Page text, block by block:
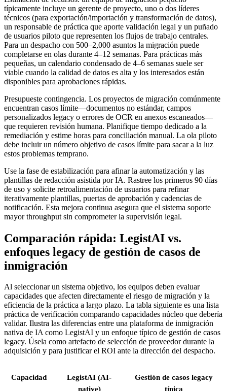
típicamente incluye un gerente de proyecto, uno o dos líderes
técnicos (para exportación/importación y transformación de datos),
un responsable de práctica que aporte validación legal y un puñado
de usuarios piloto que representen los flujos de trabajo centrales.
Para un despacho con 500–2,000 asuntos la migración puede
completarse en olas durante 4–12 semanas. Para prácticas más
pequeñas, un calendario condensado de 4–6 semanas suele ser
viable cuando la calidad de datos es alta y los interesados están
disponibles para aprobaciones rápidas.
Presupueste contingencia. Los proyectos de migración comúnmente
encuentran casos límite—documentos no estándar, campos
personalizados legacy o errores de OCR en anexos escaneados—
que requieren revisión humana. Planifique tiempo dedicado a la
remediación y estime horas para conciliación manual. La ola piloto
debe incluir un número objetivo de casos límite para sacar a la luz
estos problemas temprano.
Use la fase de estabilización para afinar la automatización y las
plantillas de redacción asistida por IA. Rastree los primeros 90 días
de uso y solicite retroalimentación de usuarios para refinar
iterativamente plantillas, puertas de aprobación y cadencias de
notificación. Esta mejora continua asegura que el sistema soporte
mayor throughput sin comprometer la supervisión legal.
Comparación rápida: LegistAI vs.
enfoques legacy de gestión de casos de
inmigración
Al seleccionar un sistema objetivo, los equipos deben evaluar
capacidades que afecten directamente el riesgo de migración y la
eficiencia de la práctica a largo plazo. La tabla siguiente es una lista
práctica de verificación comparando capacidades núcleo que debería
validar. Ilustra las diferencias entre una plataforma de inmigración
nativa de IA como LegistAI y un enfoque típico de gestión de casos
legacy. Úsela como artefacto de selección de proveedor durante la
adquisición y para justificar el ROI ante la dirección del despacho.
Capacidad
LegistAI (AI-
native)
Gestión de casos legacy
típica